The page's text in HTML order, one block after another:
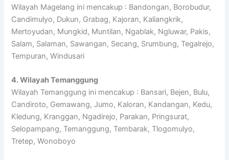
Wilayah Magelang ini mencakup : Bandongan, Borobudur,
Candimulyo, Dukun, Grabag, Kajoran, Kaliangkrik,
Mertoyudan, Mungkid, Muntilan, Ngablak, Ngluwar, Pakis,
Salam, Salaman, Sawangan, Secang, Srumbung, Tegalrejo,
Tempuran, Windusari
4. Wilayah Temanggung
Wilayah Temanggung ini mencakup : Bansari, Bejen, Bulu,
Candiroto, Gemawang, Jumo, Kaloran, Kandangan, Kedu,
Kledung, Kranggan, Ngadirejo, Parakan, Pringsurat,
Selopampang, Temanggung, Tembarak, Tlogomulyo,
Tretep, Wonoboyo